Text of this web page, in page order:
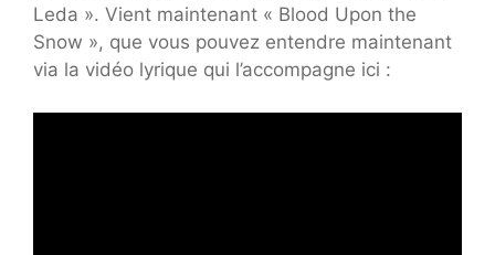
Leda ». Vient maintenant « Blood Upon the
Snow », que vous pouvez entendre maintenant
via la vidéo lyrique qui l’accompagne ici :